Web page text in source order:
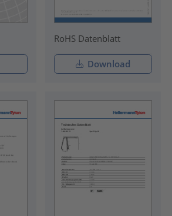
RoHS Datenblatt
Download